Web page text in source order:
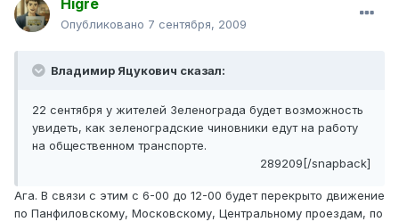
Higre
Опубликовано 7 сентября, 2009
Владимир Яцукович сказал:
22 сентября у жителей Зеленограда будет возможность
увидеть, как зеленоградские чиновники едут на работу
на общественном транспорте.
289209[/snapback]
Ага. В связи с этим с 6-00 до 12-00 будет перекрыто движение
по Панфиловскому, Московскому, Центральному проездам, по